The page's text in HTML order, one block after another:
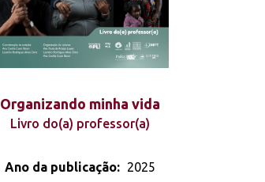
Organizando minha vida
Livro do(a) professor(a)
Ano da publicação: 2025